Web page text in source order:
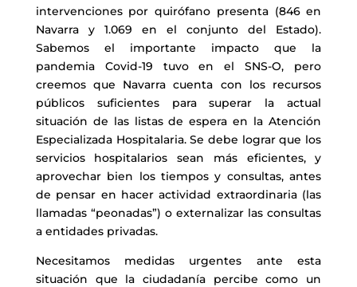
intervenciones por quirófano presenta (846 en
Navarra y 1.069 en el conjunto del Estado).
Sabemos el importante impacto que la
pandemia Covid-19 tuvo en el SNS-O, pero
creemos que Navarra cuenta con los recursos
públicos suficientes para superar la actual
situación de las listas de espera en la Atención
Especializada Hospitalaria. Se debe lograr que los
servicios hospitalarios sean más eficientes, y
aprovechar bien los tiempos y consultas, antes
de pensar en hacer actividad extraordinaria (las
llamadas “peonadas”) o externalizar las consultas
a entidades privadas.
Necesitamos medidas urgentes ante esta
situación que la ciudadanía percibe como un